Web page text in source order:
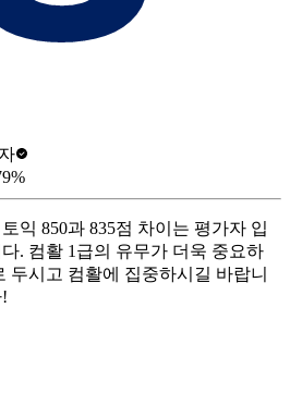
%
익 850과 835점 차이는 평가자 입
. 컴활 1급의 유무가 더욱 중요하
두시고 컴활에 집중하시길 바랍니